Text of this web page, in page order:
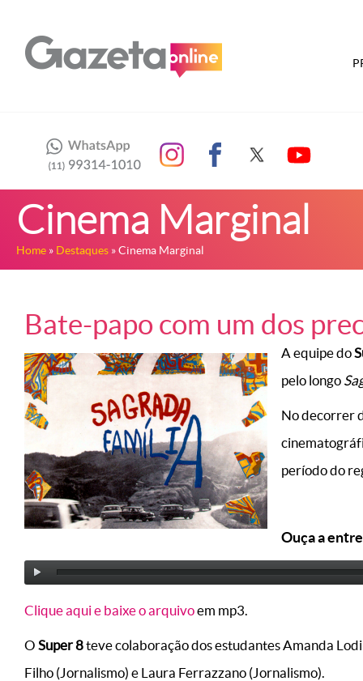
Cinema Marginal
Home » Destaques » Cinema Marginal
Bate-papo com um dos
A equipe do
pelo longo
No decorrer
período do
Ouça a
Clique aqui e baixe o arquivoem mp3.
O Super 8teve colaboração dos estudantes Amanda
Filho (Jornalismo) e Laura Ferrazzano (Jornalismo).